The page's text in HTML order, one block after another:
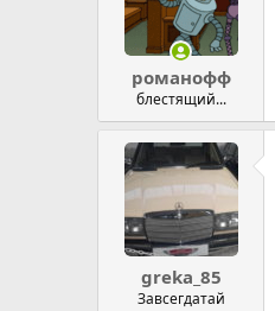
романофф
блестящий...
greka_85
Завсегдатай